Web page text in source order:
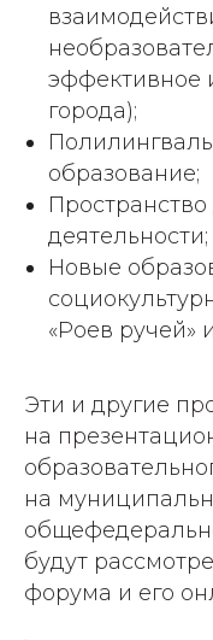
эффективное
города);
образование;
деятельности;
Новые
«Роев ручей»
Эти и другие
на
на
будут
форума и его